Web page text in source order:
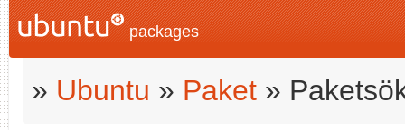
packages
» Ubuntu » Paket »